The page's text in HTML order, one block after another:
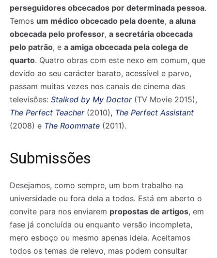
perseguidores obcecados por determinada pessoa.
Temos um médico obcecado pela doente, a aluna
obcecada pelo professor, a secretária obcecada
pelo patrão, e a amiga obcecada pela colega de
quarto. Quatro obras com este nexo em comum, que
devido ao seu carácter barato, acessível e parvo,
passam muitas vezes nos canais de cinema das
televisões: Stalked by My Doctor (TV Movie 2015),
The Perfect Teacher (2010), The Perfect Assistant
(2008) e The Roommate (2011).
Submissões
Desejamos, como sempre, um bom trabalho na
universidade ou fora dela a todos. Está em aberto o
convite para nos enviarem propostas de artigos, em
fase já concluída ou enquanto versão incompleta,
mero esboço ou mesmo apenas ideia. Aceitamos
todos os temas de relevo, mas podem consultar